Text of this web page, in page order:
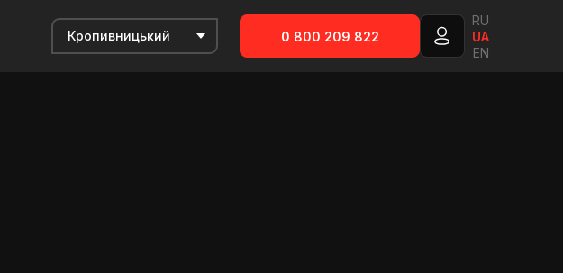
0 800 209 822
RU
UA
EN